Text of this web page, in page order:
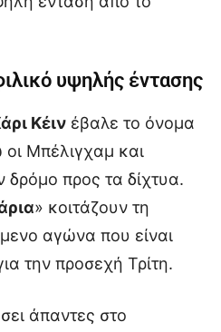
υψηλής έντασης
Κέιν έβαλε το όνομα
οι Μπέλιγχαμ και
προς τα δίχτυα.
» κοιτάζουν τη
αγώνα που είναι
την προσεχή Τρίτη.
άπαντες στο